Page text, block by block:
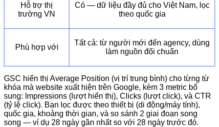
Hỗ trợ thị
trường VN
Có — dữ liệu đầy đủ cho Việt Nam, lọc
theo quốc gia
Phù hợp với
Tất cả: từ người mới đến agency, dùng
làm nguồn đối chuẩn
GSC hiển thị Average Position (vị trí trung bình) cho từng từ
khóa mà website xuất hiện trên Google, kèm 3 metric bổ
sung: Impressions (lượt hiển thị), Clicks (lượt click), và CTR
(tỷ lệ click). Bạn lọc được theo thiết bị (di động/máy tính),
quốc gia, khoảng thời gian, và so sánh 2 giai đoạn song
song — ví dụ 28 ngày gần nhất so với 28 ngày trước đó.